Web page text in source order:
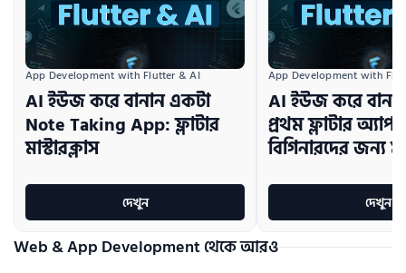
App Development with Flutter & AI
AI ইউজ করে বানান একটা
Note Taking App: ফ্লাটার
মাস্টারক্লাস
দেখুন
App Development with
AI ইউজ করে
প্রথম ফ্লাটার অ্যাপঃ
বিগিনারদের জন্য
দেখুন
Web & App Development থেকে আরও